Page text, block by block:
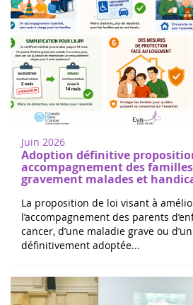
Adoption définitive
accompagnement des familles
gravement malades et
La proposition de loi visant à
l’accompagnement des parents
cancer, d’une maladie grave ou
définitivement adoptée...